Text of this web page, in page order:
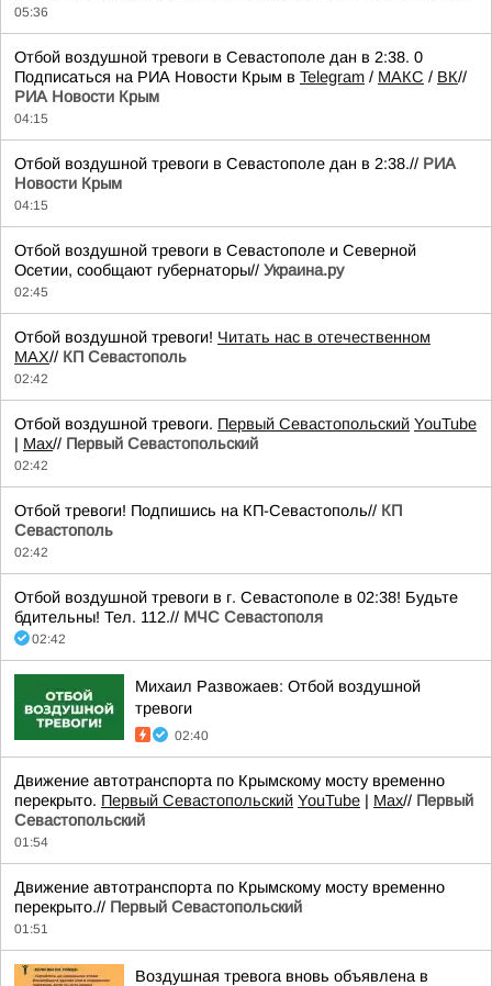
05:36
Отбой воздушной тревоги в Севастополе дан в 2:38. 0
Подписаться на РИА Новости Крым в Telegram / МАКС / ВК//
РИА Новости Крым
04:15
Отбой воздушной тревоги в Севастополе дан в 2:38.// РИА
Новости Крым
04:15
Отбой воздушной тревоги в Севастополе и Северной
Осетии, сообщают губернаторы// Украина.ру
02:45
Отбой воздушной тревоги! Читать нас в отечественном
MAX// КП Севастополь
02:42
Отбой воздушной тревоги. Первый Севастопольский YouTube
| Max// Первый Севастопольский
02:42
Отбой тревоги! Подпишись на КП-Севастополь// КП
Севастополь
02:42
Отбой воздушной тревоги в г. Севастополе в 02:38! Будьте
бдительны! Тел. 112.// МЧС Севастополя
02:42
Михаил Развожаев: Отбой воздушной
тревоги
02:40
Движение автотранспорта по Крымскому мосту временно
перекрыто. Первый Севастопольский YouTube | Max// Первый
Севастопольский
01:54
Движение автотранспорта по Крымскому мосту временно
перекрыто.// Первый Севастопольский
01:51
Воздушная тревога вновь объявлена в